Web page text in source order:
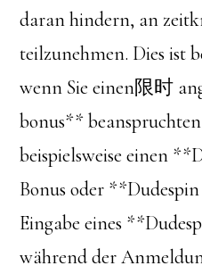
daran hindern, an
teilzunehmen. Dies ist
wenn Sie einen限时
bonus**
beispielsweise einen
Bonus oder
Eingabe eines
während der